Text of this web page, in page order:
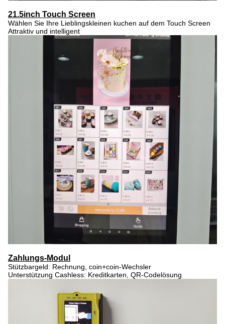
21.5inch Touch Screen
Wählen Sie Ihre Lieblingskleinen kuchen auf dem Touch Screen
Attraktiv und intelligent
Zahlungs-Modul
Stützbargeld: Rechnung, coin+coin-Wechsler
Unterstützung Cashless: Kreditkarten, QR-Codelösung